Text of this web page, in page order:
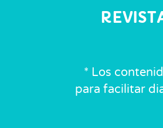
* Los
para facilitar